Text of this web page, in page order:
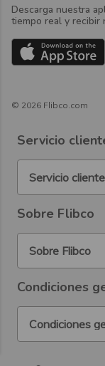
Descarga nuestra
tiempo real y recibir
© 2026 Flibco.com
Servicio
Servicio cliente
Sobre Flibco
Sobre Flibco
Condiciones
Condiciones